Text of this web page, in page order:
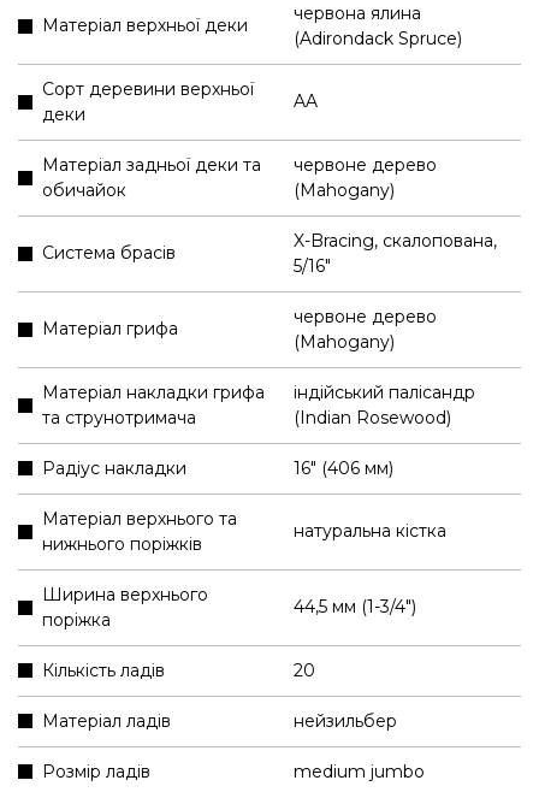
Матеріал верхньої деки
червона ялина
(Adirondack Spruce)
Сорт деревини верхньої
деки
AA
Матеріал задньої деки та
обичайок
червоне дерево
(Mahogany)
Система брасів
X-Bracing, скалопована,
5/16"
Матеріал грифа
червоне дерево
(Mahogany)
Матеріал накладки грифа
та струнотримача
індійський палісандр
(Indian Rosewood)
Радіус накладки 16" (406 мм)
Матеріал верхнього та
нижнього поріжків
натуральна кістка
Ширина верхнього
поріжка
44,5 мм (1-3/4″)
Кількість ладів 20
Матеріал ладів нейзильбер
Розмір ладів medium jumbo